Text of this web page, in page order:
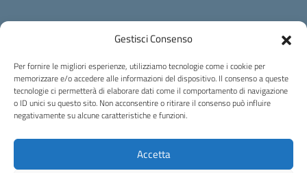
Gestisci Consenso
Per fornire le migliori esperienze, utilizziamo tecnologie come i cookie per
memorizzare e/o accedere alle informazioni del dispositivo. Il consenso a queste
tecnologie ci permetterà di elaborare dati come il comportamento di navigazione
o ID unici su questo sito. Non acconsentire o ritirare il consenso può influire
negativamente su alcune caratteristiche e funzioni.
Accetta
Via Corridoni 34/36 Milano
Posta elettronica certificata (PEC):miic8de001@pec.istruzione.it
Codice fiscale: 80124970155
Istituto Omnicomprensivo Musicale Statale
Via Corridoni 34/36 Milano | Tel. 02 88446647 Fax 02-88.440.328
miic8de001@istruzione.it | miic8de001@pec.istruzione.it
C.F. 80124970155